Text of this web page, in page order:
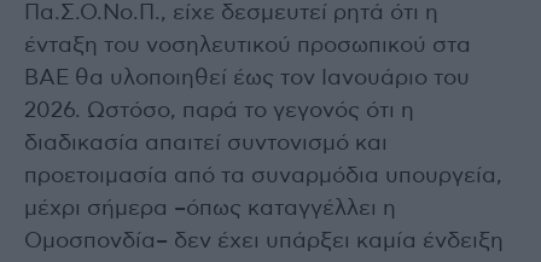
Πα.Σ.Ο.Νο.Π., είχε δεσμευτεί ρητά ότι η
ένταξη του νοσηλευτικού προσωπικού στα
ΒΑΕ θα υλοποιηθεί έως τον Ιανουάριο του
2026. Ωστόσο, παρά το γεγονός ότι η
διαδικασία απαιτεί συντονισμό και
προετοιμασία από τα συναρμόδια υπουργεία,
μέχρι σήμερα –όπως καταγγέλλει η
Ομοσπονδία– δεν έχει υπάρξει καμία ένδειξη